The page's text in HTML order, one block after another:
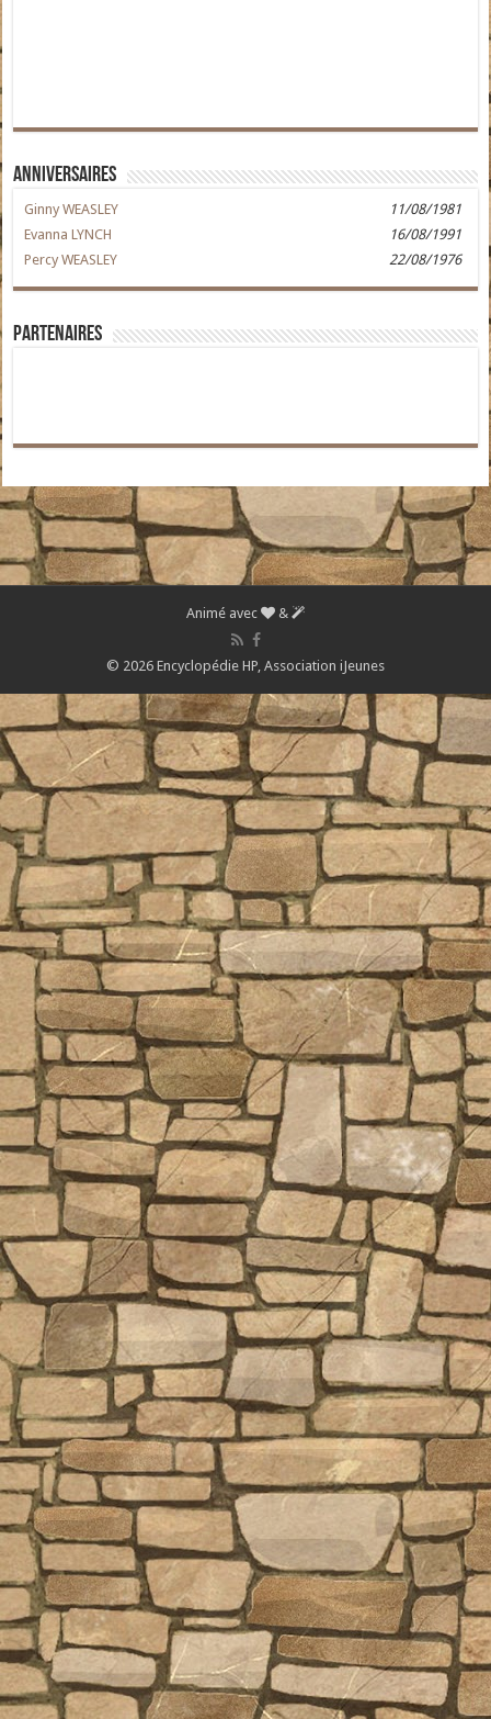
Anniversaires
Ginny WEASLEY
11/08/1981
Evanna LYNCH
16/08/1991
Percy WEASLEY
22/08/1976
Partenaires
Animé avec &
© 2026 Encyclopédie HP, Association iJeunes